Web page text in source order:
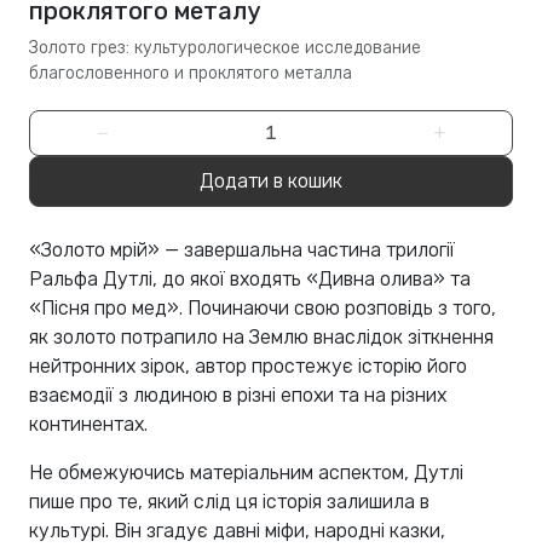
проклятого металу
Золото грез: культурологическое исследование
благословенного и проклятого металла
− +
Додати в кошик
«Золото мрій» — завершальна частина трилогії
Ральфа Дутлі, до якої входять «Дивна олива» та
«Пісня про мед». Починаючи свою розповідь з того,
як золото потрапило на Землю внаслідок зіткнення
нейтронних зірок, автор простежує історію його
взаємодії з людиною в різні епохи та на різних
континентах.
Не обмежуючись матеріальним аспектом, Дутлі
пише про те, який слід ця історія залишила в
культурі. Він згадує давні міфи, народні казки,